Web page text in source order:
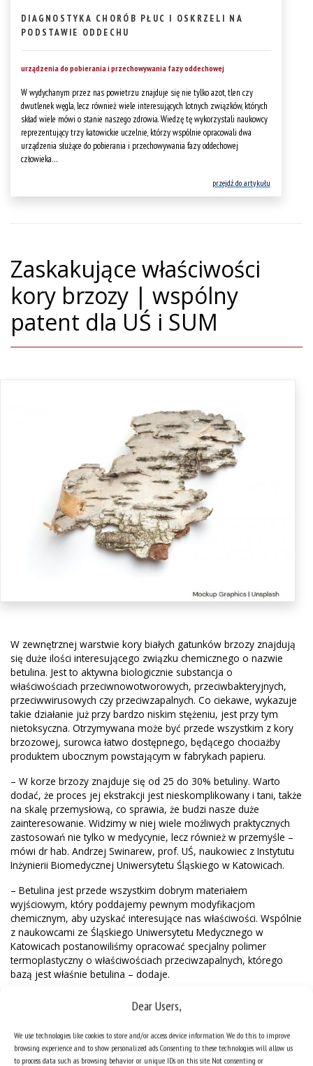
Dear Users,
We use technologies like cookies to store and/or access device information. We do this to improve
browsing experience and to show personalized ads. Consenting to these technologies will allow us
to process data such as browsing behavior or unique IDs on this site. Not consenting or
DIAGNOSTYKA CHORÓB PŁUC I OSKRZELI NA
PODSTAWIE ODDECHU
urządzenia do pobierania i przechowywania fazy oddechowej
W wydychanym przez nas powietrzu znajduje się nie tylko azot, tlen czy
dwutlenek węgla, lecz również wiele interesujących lotnych związków, których
skład wiele mówi o stanie naszego zdrowia. Wiedzę tę wykorzystali naukowcy
reprezentujący trzy katowickie uczelnie, którzy wspólnie opracowali dwa
urządzenia służące do pobierania i przechowywania fazy oddechowej
człowieka…
przejdź do artykułu
Zaskakujące właściwości
kory brzozy | wspólny
patent dla UŚ i SUM
W zewnętrznej warstwie kory białych gatunków brzozy znajdują
się duże ilości interesującego związku chemicznego o nazwie
betulina. Jest to aktywna biologicznie substancja o
właściwościach przeciwnowotworowych, przeciwbakteryjnych,
przeciwwirusowych czy przeciwzapalnych. Co ciekawe, wykazuje
takie działanie już przy bardzo niskim stężeniu, jest przy tym
nietoksyczna. Otrzymywana może być przede wszystkim z kory
brzozowej, surowca łatwo dostępnego, będącego chociażby
produktem ubocznym powstającym w fabrykach papieru.
– W korze brzozy znajduje się od 25 do 30% betuliny. Warto
dodać, że proces jej ekstrakcji jest nieskomplikowany i tani, także
na skalę przemysłową, co sprawia, że budzi nasze duże
zainteresowanie. Widzimy w niej wiele możliwych praktycznych
zastosowań nie tylko w medycynie, lecz również w przemyśle –
mówi dr hab. Andrzej Swinarew, prof. UŚ, naukowiec z Instytutu
Inżynierii Biomedycznej Uniwersytetu Śląskiego w Katowicach.
– Betulina jest przede wszystkim dobrym materiałem
wyjściowym, który poddajemy pewnym modyfikacjom
chemicznym, aby uzyskać interesujące nas właściwości. Wspólnie
z naukowcami ze Śląskiego Uniwersytetu Medycznego w
Katowicach postanowiliśmy opracować specjalny polimer
termoplastyczny o właściwościach przeciwzapalnych, którego
bazą jest właśnie betulina – dodaje.
Jednym z wyzwań okazało się otrzymanie polimeru o
wystarczająco wysokim stężeniu betuliny przy zachowaniu
kończyły się niepowodzeniem, ponieważ w wyniku syntezy
znacząco obniżała się wytrzymałość polimeru m.in. ze względu